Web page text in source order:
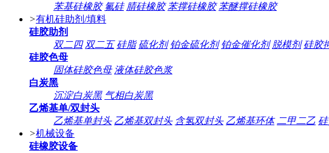
苯基硅橡胶 氟硅 腈硅橡胶 苯撑硅橡胶 苯醚撑硅橡胶
>有机硅助剂/填料
硅胶助剂
双二四 双二五 硅脂 硫化剂 铂金硫化剂 铂金催化剂 脱模剂 硅胶
硅胶色母
固体硅胶色母 液体硅胶色浆
白炭黑
沉淀白炭黑 气相白炭黑
乙烯基单/双封头
乙烯基单封头 乙烯基双封头 含氢双封头 乙烯基环体 二甲二乙
>机械设备
硅橡胶设备